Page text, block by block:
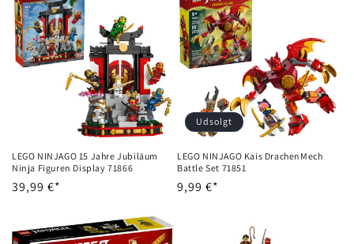
LEGO NINJAGO 15 Jahre Jubiläum
Ninja Figuren Display 71866
Normalpris
39,99 €*
Udsolgt
LEGO NINJAGO Kais DrachenMech
Battle Set 71851
Normalpris
9,99 €*